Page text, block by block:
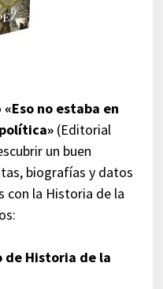
«Eso no estaba en
(Editorial
un buen
biografías y datos
con la Historia de la
de Historia de la